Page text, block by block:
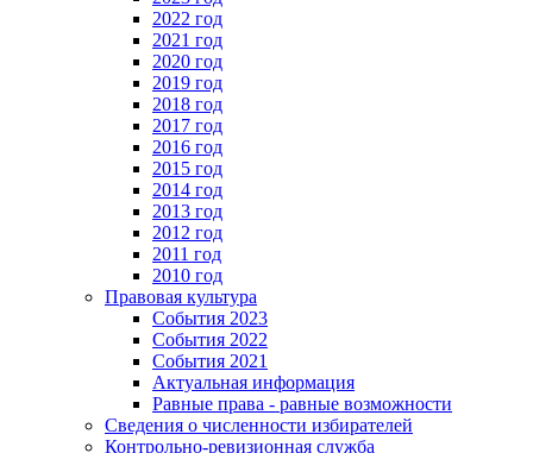
2022 год
2021 год
2020 год
2019 год
2018 год
2017 год
2016 год
2015 год
2014 год
2013 год
2012 год
2011 год
2010 год
Правовая культура
События 2023
События 2022
События 2021
Актуальная информация
Равные права - равные возможности
Сведения о численности избирателей
Контрольно-ревизионная служба